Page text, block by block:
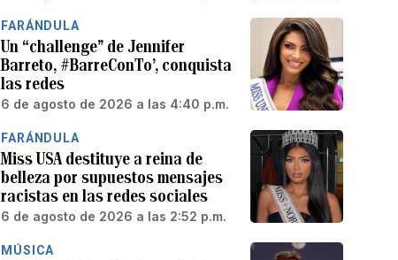
FARÁNDULA
Un “challenge” de Jennifer
Barreto, #BarreConTo’, conquista
las redes
6 de agosto de 2026 a las 4:40 p.m.
FARÁNDULA
Miss USA destituye a reina de
belleza por supuestos mensajes
racistas en las redes sociales
6 de agosto de 2026 a las 2:52 p.m.
MÚSICA